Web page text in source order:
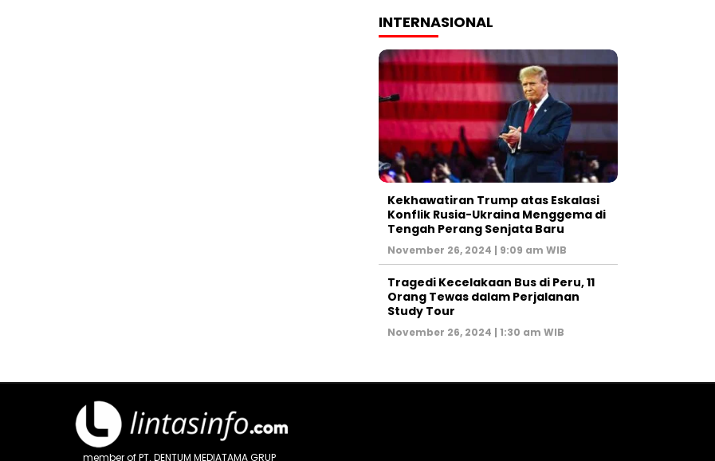
INTERNASIONAL
Kekhawatiran Trump atas Eskalasi
Konflik Rusia-Ukraina Menggema di
Tengah Perang Senjata Baru
November 26, 2024 | 9:09 am WIB
Tragedi Kecelakaan Bus di Peru, 11
Orang Tewas dalam Perjalanan
Study Tour
November 26, 2024 | 1:30 am WIB
member of PT. DENTUM MEDIATAMA GRUP